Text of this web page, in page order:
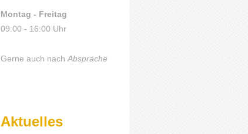
Montag - Freitag
09:00 - 16:00 Uhr
Gerne auch nach Absprache
Aktuelles